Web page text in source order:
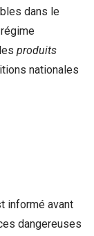
dans le
produits
nationales
informé avant
dangereuses